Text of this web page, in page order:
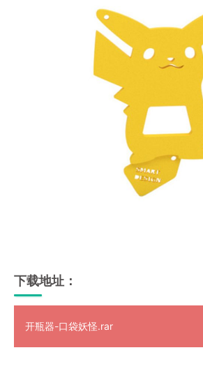
下载地址：
开瓶器-口袋妖怪.rar